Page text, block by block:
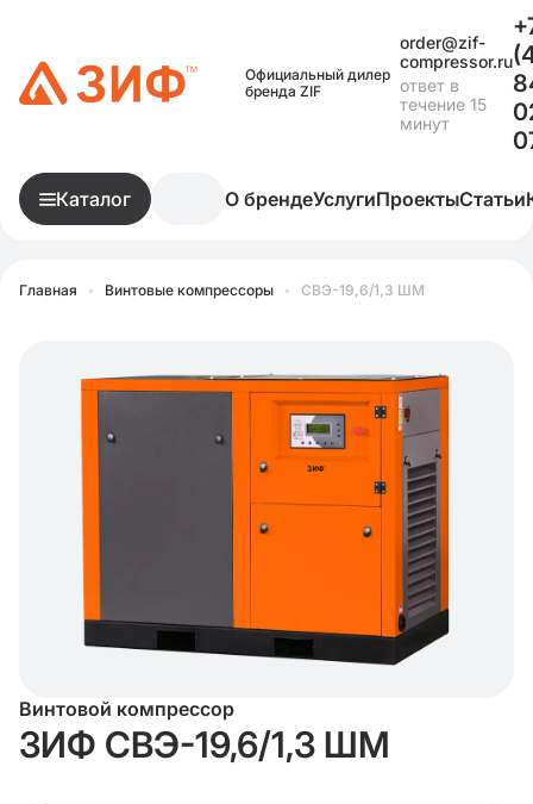
Официальный дилер
бренда ZIF
order@zif-
compressor.ru
ответ в
течение 15
минут
Каталог О брендеУслугиПроектыСтатьи
Главная • Винтовые компрессоры • СВЭ-19,6/1,3 ШМ
Винтовой компрессор
ЗИФ СВЭ-19,6/1,3 ШМ